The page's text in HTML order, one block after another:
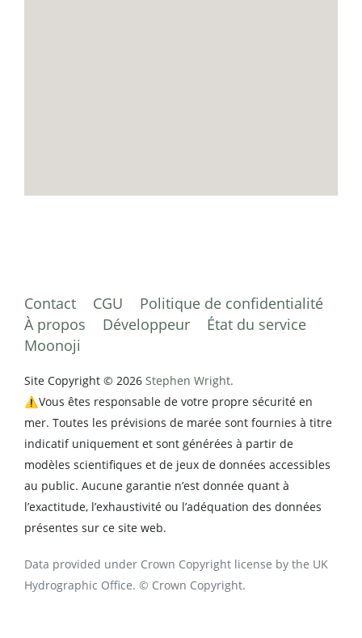
Contact CGU
Politique de confidentialité
À propos
Développeur
État du service
Moonoji
Site Copyright © 2026 Stephen Wright.
⚠️Vous êtes responsable de votre propre sécurité en
mer. Toutes les prévisions de marée sont fournies à titre
indicatif uniquement et sont générées à partir de
modèles scientifiques et de jeux de données accessibles
au public. Aucune garantie n’est donnée quant à
l’exactitude, l’exhaustivité ou l’adéquation des données
présentes sur ce site web.
Data provided under Crown Copyright license by the UK
Hydrographic Office. © Crown Copyright.